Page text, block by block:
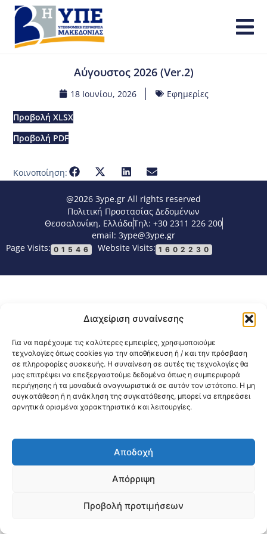
Διαχείριση συναίνεσης
Για να παρέχουμε τις καλύτερες εμπειρίες, χρησιμοποιούμε
τεχνολογίες όπως cookies για την αποθήκευση ή / και την πρόσβαση
σε πληροφορίες συσκευής. Η συναίνεση σε αυτές τις τεχνολογίες θα
μας επιτρέψει να επεξεργαστούμε δεδομένα όπως η συμπεριφορά
περιήγησης ή τα μοναδικά αναγνωριστικά σε αυτόν τον ιστότοπο. Η μη
συγκατάθεση ή η ανάκληση της συγκατάθεσης, μπορεί να επηρεάσει
αρνητικά ορισμένα χαρακτηριστικά και λειτουργίες.
Αποδοχή
Απόρριψη
Προβολή προτιμήσεων
Αύγουστος 2026 (Ver.2)
18 Ιουνίου, 2026 Εφημερίες
Προβολή XLSX
Προβολή PDF
Κοινοποίηση:
@2026 3ype.gr All rights reserved
Πολιτική Προστασίας Δεδομένων
Θεσσαλονίκη, ΕλλάδαΤηλ: +30 2311 226 200
email: 3ype@3ype.gr
Page Visits: 01546 Website Visits: 1602230